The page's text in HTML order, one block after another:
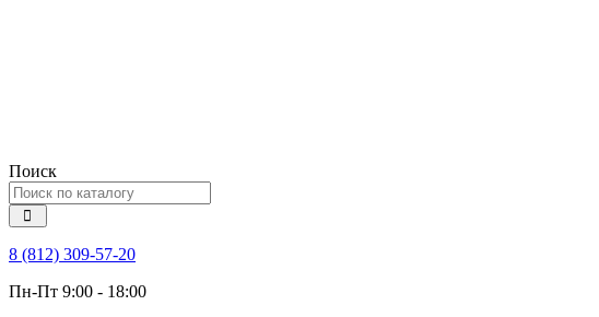
Поиск
8 (812) 309-57-20
Пн-Пт 9:00 - 18:00